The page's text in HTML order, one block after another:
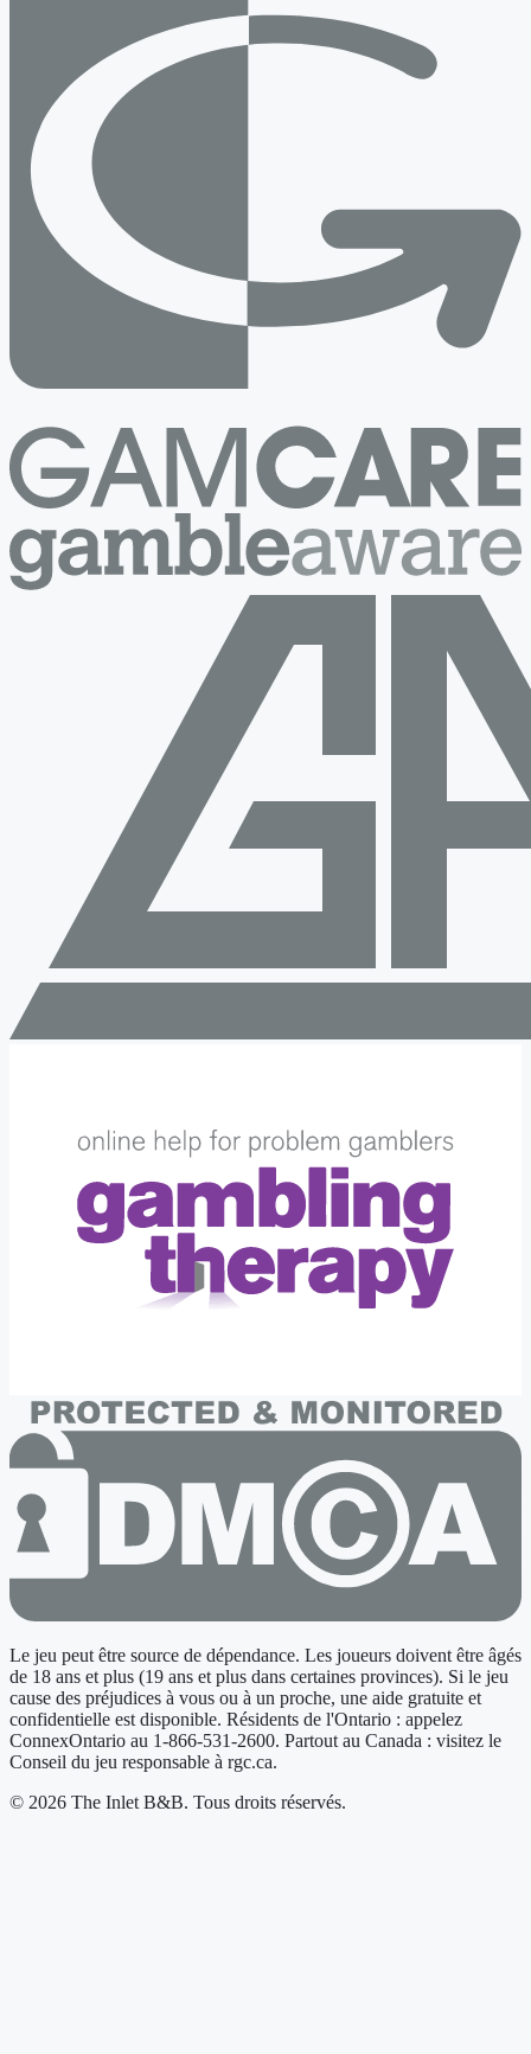
Le jeu peut être source de dépendance. Les joueurs doivent être âgés
de 18 ans et plus (19 ans et plus dans certaines provinces). Si le jeu
cause des préjudices à vous ou à un proche, une aide gratuite et
confidentielle est disponible. Résidents de l'Ontario : appelez
ConnexOntario au 1-866-531-2600. Partout au Canada : visitez le
Conseil du jeu responsable à rgc.ca.
© 2026 The Inlet B&B. Tous droits réservés.